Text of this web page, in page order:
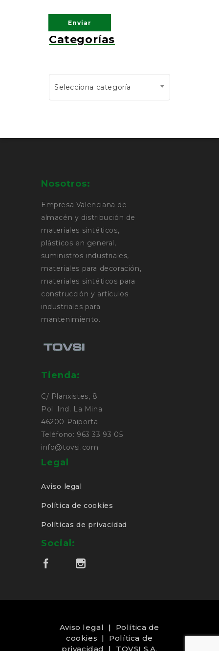
Categorías
Selecciona categoría
Nosotros:
Empresa Valenciana de
almacén y distribución de
materiales sintéticos,
plásticos en general,
suministros industriales,
materiales para decoración,
materiales sintéticos para
construcción y artículos
industriales para
mantenimiento.
Tienda:
C/ Planxistes, 8
Pol. Ind. La Mina
46200 Paiporta
Teléfono: 963 33 93 05
info@tovsi.com
Legal
Aviso legal
Política de cookies
Políticas de privacidad
Social:
Aviso legal | Política de
cookies | Política de
privacidad
| TOVSI S.A.